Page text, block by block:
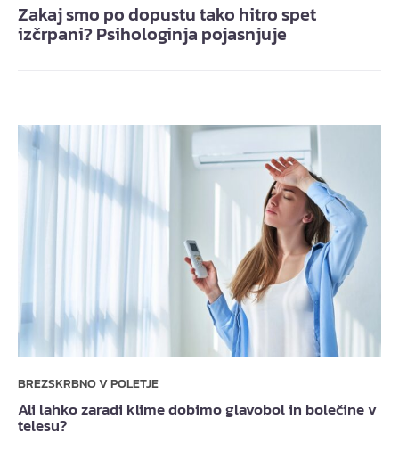
Zakaj smo po dopustu tako hitro spet
izčrpani? Psihologinja pojasnjuje
BREZSKRBNO V POLETJE
Ali lahko zaradi klime dobimo glavobol in bolečine v
telesu?